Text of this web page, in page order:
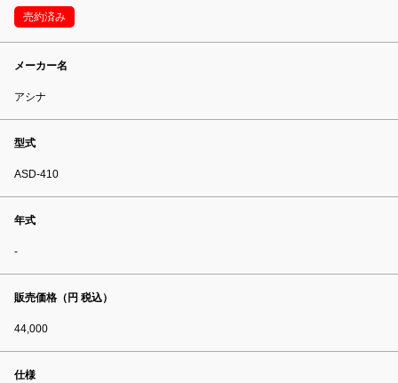
売約済み
メーカー名
アシナ
型式
ASD-410
年式
-
販売価格（円 税込）
44,000
仕様